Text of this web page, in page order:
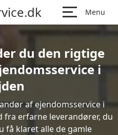
Menu
du den rigtige
i
af ejendomsservice i
fra erfarne leverandører, du
få klaret alle de gamle